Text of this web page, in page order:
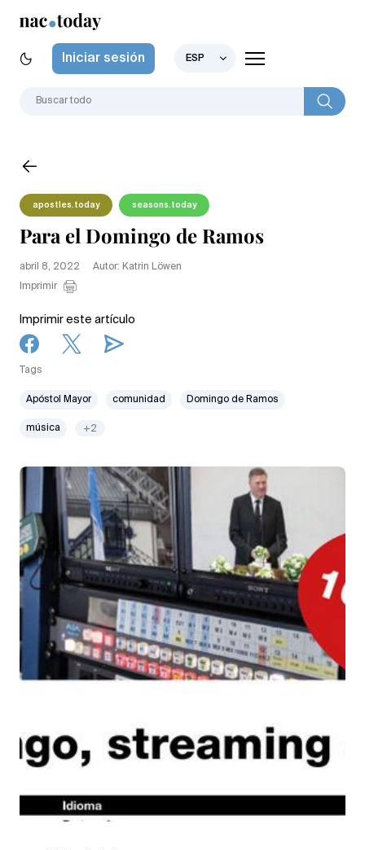
Iniciar sesión ESP
apostles.today seasons.today
Para el Domingo de Ramos
abril 8, 2022
Autor: Katrin Löwen
Imprimir
Imprimir este artículo
Tags
Apóstol Mayor comunidad Domingo de Ramos
música +2